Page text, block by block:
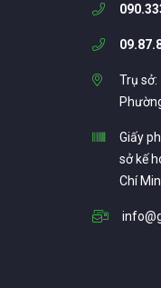
Trụ sở:
Giấy
sở kế
Chí